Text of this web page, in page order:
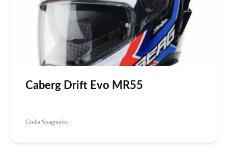
Caberg Drift Evo MR55
Giulia Spagnuolo